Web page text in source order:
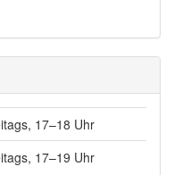
17–18 Uhr
17–19 Uhr